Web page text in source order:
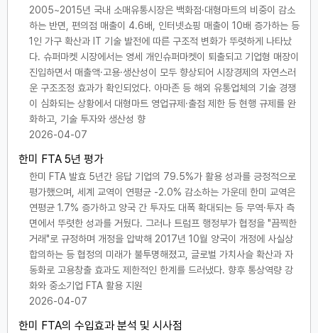
2005~2015년 국내 소매유통시장은 백화점·대형마트의 비중이 감소
하는 반면, 편의점 매출이 4.6배, 인터넷쇼핑 매출이 10배 증가하는 등
1인 가구 확산과 IT 기술 발전에 따른 구조적 변화가 뚜렷하게 나타났
다. 슈퍼마켓 시장에서는 영세 개인슈퍼마켓이 퇴출되고 기업형 매장이
진입하면서 매출액·고용·생산성이 모두 향상되어 시장경제의 자연스러
운 구조조정 효과가 확인되었다. 아마존 등 해외 유통업체의 기술 경쟁
이 심화되는 상황에서 대형마트 영업규제·출점 제한 등 현행 규제를 완
화하고, 기술 투자와 생산성 향
2026-04-07
한미 FTA 5년 평가
한미 FTA 발효 5년간 응답 기업의 79.5%가 활용 성과를 긍정적으로
평가했으며, 세계 교역이 연평균 -2.0% 감소하는 가운데 한미 교역은
연평균 1.7% 증가하고 양국 간 투자도 대폭 확대되는 등 무역·투자 측
면에서 뚜렷한 성과를 거뒀다. 그러나 트럼프 행정부가 협정을 "끔찍한
거래"로 규정하며 개정을 압박해 2017년 10월 양국이 개정에 사실상
합의하는 등 협정의 미래가 불투명해졌고, 글로벌 가치사슬 확산과 자
동화로 고용창출 효과도 제한적인 한계를 드러냈다. 향후 통상역량 강
화와 중소기업 FTA 활용 지원
2026-04-07
한미 FTA의 수입효과 분석 및 시사점